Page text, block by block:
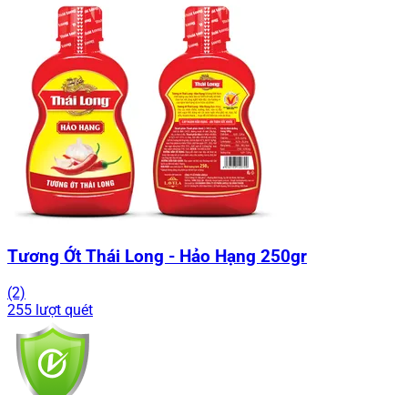
Tương Ớt Thái Long - Hảo Hạng 250gr
(2)
255 lượt quét